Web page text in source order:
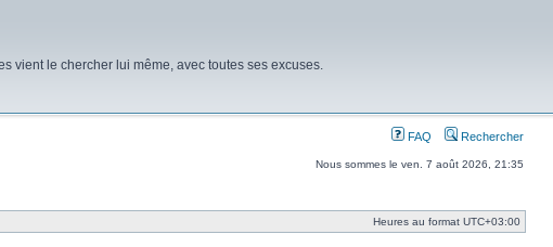
vient le chercher lui même, avec toutes ses excuses.
FAQ Rechercher
Nous sommes le ven. 7 août 2026, 21:35
Heures au format UTC+03:00